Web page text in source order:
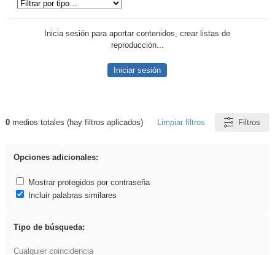
Inicia sesión para aportar contenidos, crear listas de
reproducción...
Iniciar sesión
Resultados de: cortar
0medios totales (hay filtros aplicados) Limpiar filtros Filtros
Opciones adicionales:
Mostrar protegidos por contraseña
Incluir palabras similares
Tipo de búsqueda:
Cualquier coincidencia